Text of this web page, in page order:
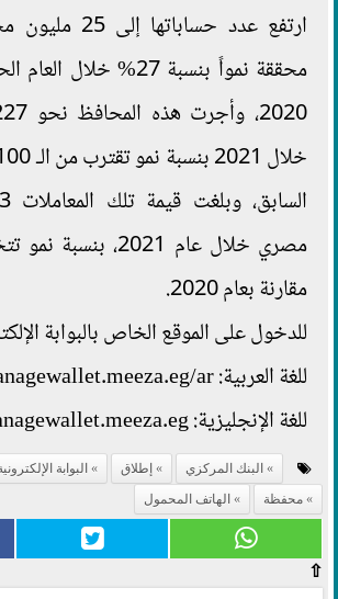
ارتفع عدد
محققة نمواً بنسبة 27%
مقارنة بعام 2020.
للدخول على الموقع الخاص بالبوابة
للغة العربية: https://managewallet.meeza.eg/ar
للغة الإنجليزية: https://managewallet.meeza.eg
البنك المركزي إطلاق البوابة
محفظة
الهاتف المحمول
⇧